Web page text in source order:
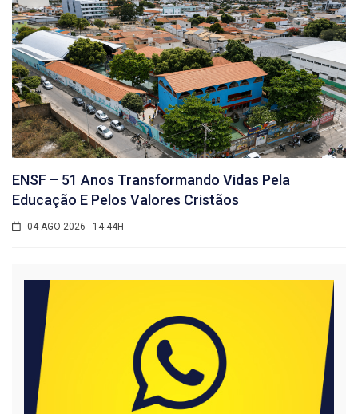
ENSF – 51 Anos Transformando Vidas Pela
Educação E Pelos Valores Cristãos
04 AGO 2026 - 14:44H